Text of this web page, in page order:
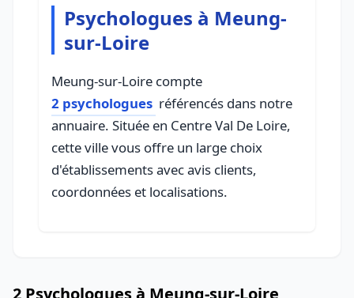
Psychologues à Meung-
sur-Loire
Meung-sur-Loire compte
2 psychologues référencés dans notre
annuaire. Située en Centre Val De Loire,
cette ville vous offre un large choix
d'établissements avec avis clients,
coordonnées et localisations.
2 Psychologues à Meung-sur-Loire